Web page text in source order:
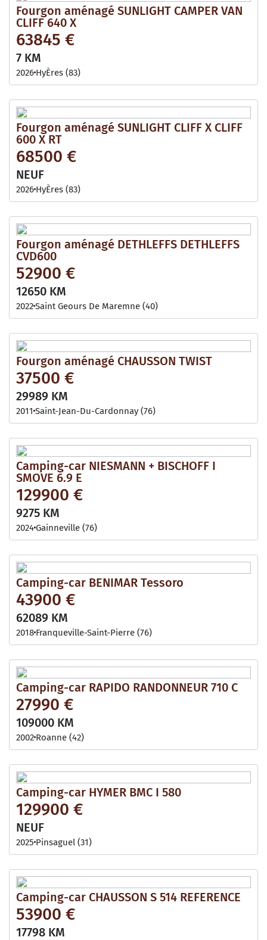
Fourgon aménagé SUNLIGHT CAMPER VAN
CLIFF 640 X
63845 €
7 KM
2026 HyÈres (83)
Fourgon aménagé SUNLIGHT CLIFF X CLIFF
600 X RT
68500 €
NEUF
2026 HyÈres (83)
Fourgon aménagé DETHLEFFS DETHLEFFS
CVD600
52900 €
12650 KM
2022Saint Geours De Maremne (40)
Fourgon aménagé CHAUSSON TWIST
37500 €
29989 KM
2011 Saint-Jean-Du-Cardonnay (76)
Camping-car NIESMANN + BISCHOFF I
SMOVE 6.9 E
129900 €
9275 KM
2024Gainneville (76)
Camping-car BENIMAR Tessoro
43900 €
62089 KM
2018 Franqueville-Saint-Pierre (76)
Camping-car RAPIDO RANDONNEUR 710 C
27990 €
109000 KM
2002 Roanne (42)
Camping-car HYMER BMC I 580
129900 €
NEUF
2025 Pinsaguel (31)
Camping-car CHAUSSON S 514 REFERENCE
53900 €
17798 KM